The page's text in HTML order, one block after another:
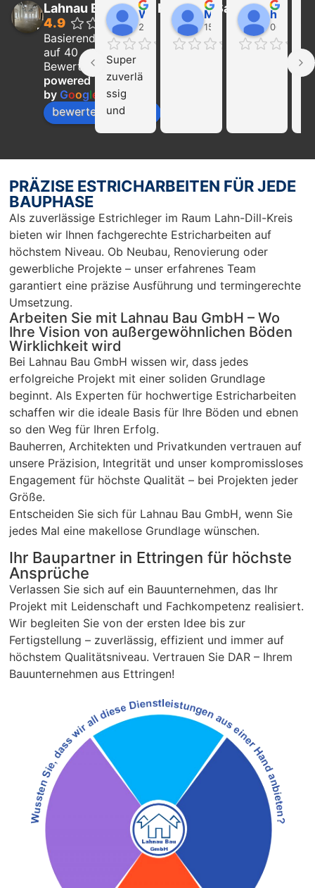
Lahnau Bau GmbH Estrich & Sanierung
4.9
Basierend
auf 40
Bewertungen
powered
by Google
bewerte uns auf
Walter Wider
22:21 01 Feb 24
Super
zuverlä
ssig
und
Nur zu
empfeh
len…
Marcel Becker
15:39 31 Jan 24
hayat Nikolaeva
00:29 16
PRÄZISE ESTRICHARBEITEN FÜR JEDE
BAUPHASE
Als zuverlässige Estrichleger im Raum Lahn-Dill-Kreis
bieten wir Ihnen fachgerechte Estricharbeiten auf
höchstem Niveau. Ob Neubau, Renovierung oder
gewerbliche Projekte – unser erfahrenes Team
garantiert eine präzise Ausführung und termingerechte
Umsetzung.
Arbeiten Sie mit Lahnau Bau GmbH – Wo
Ihre Vision von außergewöhnlichen Böden
Wirklichkeit wird
Bei Lahnau Bau GmbH wissen wir, dass jedes
erfolgreiche Projekt mit einer soliden Grundlage
beginnt. Als Experten für hochwertige Estricharbeiten
schaffen wir die ideale Basis für Ihre Böden und ebnen
so den Weg für Ihren Erfolg.
Bauherren, Architekten und Privatkunden vertrauen auf
unsere Präzision, Integrität und unser kompromissloses
Engagement für höchste Qualität – bei Projekten jeder
Größe.
Entscheiden Sie sich für Lahnau Bau GmbH, wenn Sie
jedes Mal eine makellose Grundlage wünschen.
Ihr Baupartner in Ettringen für höchste
Ansprüche
Verlassen Sie sich auf ein Bauunternehmen, das Ihr
Projekt mit Leidenschaft und Fachkompetenz realisiert.
Wir begleiten Sie von der ersten Idee bis zur
Fertigstellung – zuverlässig, effizient und immer auf
höchstem Qualitätsniveau. Vertrauen Sie DAR – Ihrem
Bauunternehmen aus Ettringen!